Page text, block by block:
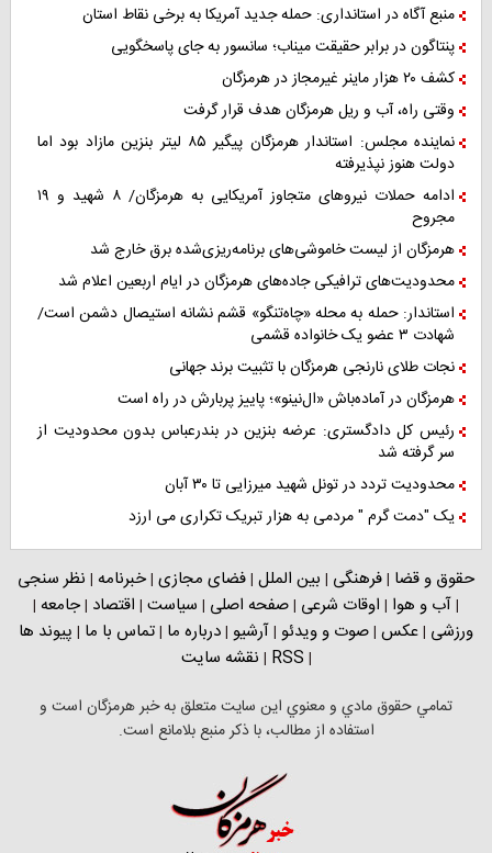
منبع آگاه در استانداری: حمله جدید آمریکا به برخی نقاط استان
پنتاگون در برابر حقیقت میناب؛ سانسور به جای پاسخگویی
کشف ۲۰ هزار ماینر غیرمجاز در هرمزگان
وقتی راه، آب و ریل هرمزگان هدف قرار گرفت
نماینده مجلس: استاندار هرمزگان پیگیر ۸۵ لیتر بنزین مازاد بود اما
دولت هنوز نپذیرفته
ادامه حملات نیروهای متجاوز آمریکایی به هرمزگان/ ۸ شهید و ۱۹
مجروح
هرمزگان از لیست خاموشی‌های برنامه‌ریزی‌شده برق خارج شد
محدودیت‌های ترافیکی جاده‌های هرمزگان در ایام اربعین اعلام شد
استاندار: حمله به محله «چاه‌تنگو» قشم نشانه استیصال دشمن است/
شهادت ۳ عضو یک خانواده قشمی
نجات طلای نارنجی هرمزگان با تثبیت برند جهانی
هرمزگان در آماده‌باش «ال‌نینو»؛ پاییز پربارش در راه است
رئیس کل دادگستری: عرضه بنزین در بندرعباس بدون محدودیت از
سر گرفته شد
محدودیت تردد در تونل شهید میرزایی تا ۳۰ آبان
یک "دمت گرم " مردمی به هزار تبریک تکراری می ارزد
حقوق و قضا |فرهنگی | بین الملل |فضای مجازی |خبرنامه | نظر سنجی
|آب و هوا | اوقات شرعی |صفحه اصلی | سیاست | اقتصاد |جامعه |
ورزشی |عکس |صوت و ویدئو |آرشیو |درباره ما |تماس با ما | پیوند ها
|
RSS
| نقشه سایت
تمامي حقوق مادي و معنوي اين سايت متعلق به خبر هرمزگان است و
استفاده از مطالب، با ذکر منبع بلامانع است.